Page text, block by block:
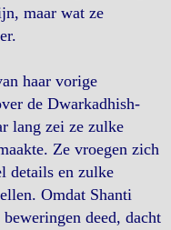
maar wat ze
haar vorige
de Dwarkadhish-
lang zei ze zulke
Ze vroegen zich
details en zulke
Omdat Shanti
deed, dacht